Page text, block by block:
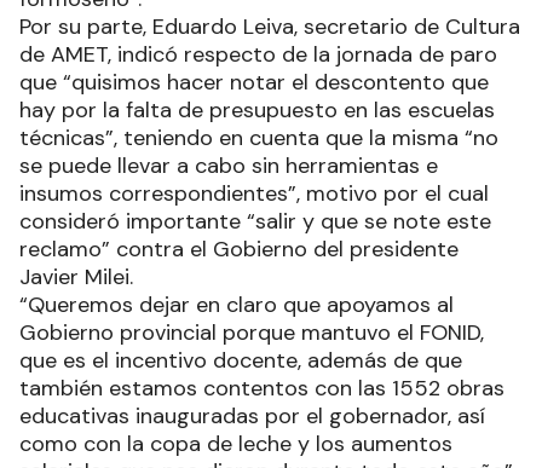
Por su parte, Eduardo Leiva, secretario de Cultura
de AMET, indicó respecto de la jornada de paro
que “quisimos hacer notar el descontento que
hay por la falta de presupuesto en las escuelas
técnicas”, teniendo en cuenta que la misma “no
se puede llevar a cabo sin herramientas e
insumos correspondientes”, motivo por el cual
consideró importante “salir y que se note este
reclamo” contra el Gobierno del presidente
Javier Milei.
“Queremos dejar en claro que apoyamos al
Gobierno provincial porque mantuvo el FONID,
que es el incentivo docente, además de que
también estamos contentos con las 1552 obras
educativas inauguradas por el gobernador, así
como con la copa de leche y los aumentos